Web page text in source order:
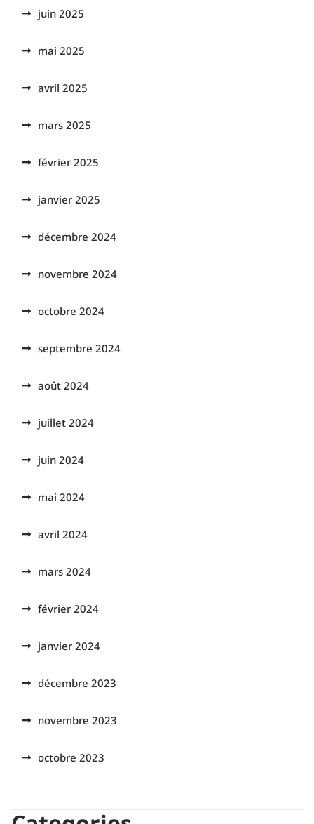
juin 2025
mai 2025
avril 2025
mars 2025
février 2025
janvier 2025
décembre 2024
novembre 2024
octobre 2024
septembre 2024
août 2024
juillet 2024
juin 2024
mai 2024
avril 2024
mars 2024
février 2024
janvier 2024
décembre 2023
novembre 2023
octobre 2023